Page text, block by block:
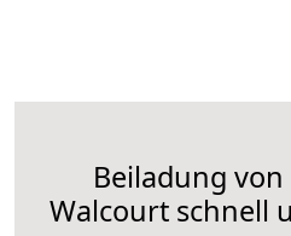
Beiladung
Walcourt schnell